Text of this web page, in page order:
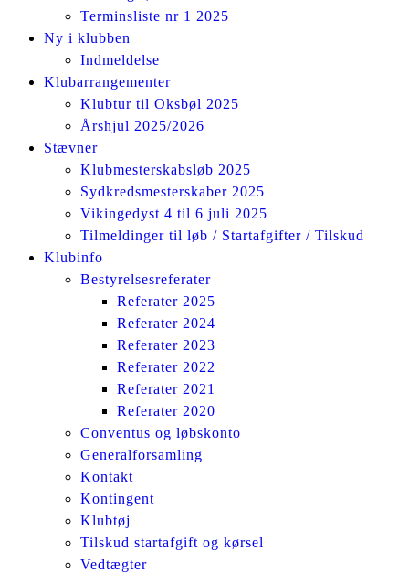
Terminsliste nr 1 2025
Ny i klubben
Indmeldelse
Klubarrangementer
Klubtur til Oksbøl 2025
Årshjul 2025/2026
Stævner
Klubmesterskabsløb 2025
Sydkredsmesterskaber 2025
Vikingedyst 4 til 6 juli 2025
Tilmeldinger til løb / Startafgifter / Tilskud
Klubinfo
Bestyrelsesreferater
Referater 2025
Referater 2024
Referater 2023
Referater 2022
Referater 2021
Referater 2020
Conventus og løbskonto
Generalforsamling
Kontakt
Kontingent
Klubtøj
Tilskud startafgift og kørsel
Vedtægter